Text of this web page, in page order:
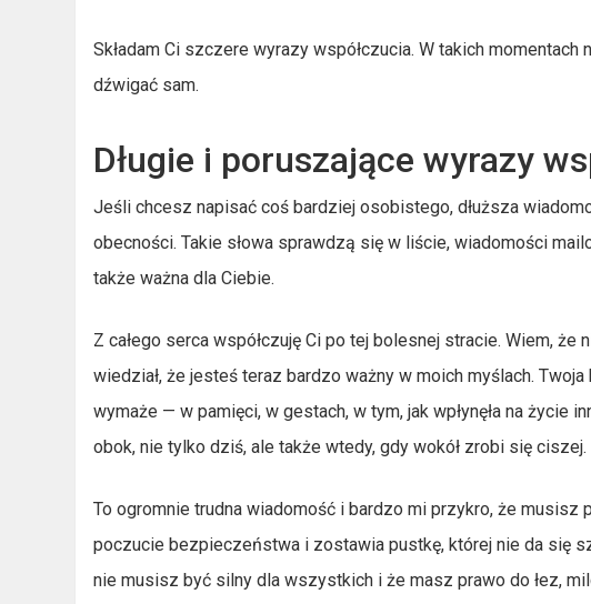
Składam Ci szczere wyrazy współczucia. W takich
dźwigać sam.
Długie i poruszające wyrazy
Jeśli chcesz napisać coś bardziej osobistego, dłuższa
obecności. Takie słowa sprawdzą się w liście, wiadomości
także ważna dla Ciebie.
Z całego serca współczuję Ci po tej bolesnej stracie. Wiem,
wiedział, że jesteś teraz bardzo ważny w moich myślach.
wymaże — w pamięci, w gestach, w tym, jak wpłynęła na
obok, nie tylko dziś, ale także wtedy, gdy wokół zrobi się ciszej.
To ogromnie trudna wiadomość i bardzo mi przykro, że
poczucie bezpieczeństwa i zostawia pustkę, której nie da się
nie musisz być silny dla wszystkich i że masz prawo do łez,